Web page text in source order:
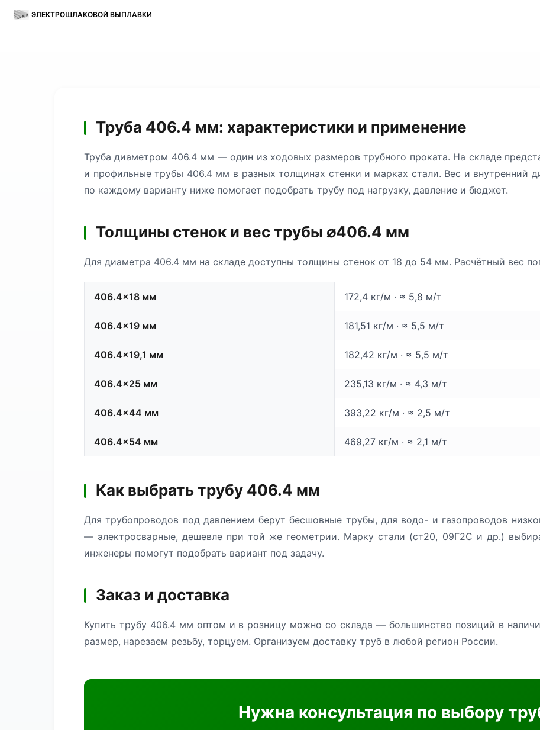
ЭЛЕКТРОШЛАКОВОЙ ВЫПЛАВКИ
Труба 406.4 мм: характеристики и применение
Труба диаметром 406.4 мм — один из ходовых размеров трубного проката. На складе
и профильные трубы 406.4 мм в разных толщинах стенки и марках стали. Вес и внутренний
по каждому варианту ниже помогает подобрать трубу под нагрузку, давление и бюджет.
Толщины стенок и вес трубы ⌀406.4 мм
Для диаметра 406.4 мм на складе доступны толщины стенок от 18 до 54 мм. Расчётный вес
406.4×18 мм 172,4 кг/м · ≈ 5,8 м/т
406.4×19 мм 181,51 кг/м · ≈ 5,5 м/т
406.4×19,1 мм 182,42 кг/м · ≈ 5,5 м/т
406.4×25 мм 235,13 кг/м · ≈ 4,3 м/т
406.4×44 мм 393,22 кг/м · ≈ 2,5 м/т
406.4×54 мм 469,27 кг/м · ≈ 2,1 м/т
Как выбрать трубу 406.4 мм
Для трубопроводов под давлением берут бесшовные трубы, для водо- и газопроводов
— электросварные, дешевле при той же геометрии. Марку стали (ст20, 09Г2С и др.)
инженеры помогут подобрать вариант под задачу.
Заказ и доставка
Купить трубу 406.4 мм оптом и в розницу можно со склада — большинство позиций в
размер, нарезаем резьбу, торцуем. Организуем доставку труб в любой регион России.
Нужна консультация по выбору